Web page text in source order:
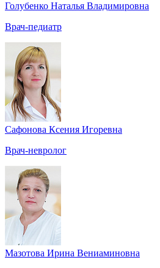
Голубенко Наталья Владимировна
Врач-педиатр
Сафонова Ксения Игоревна
Врач-невролог
Мазотова Ирина Вениаминовна